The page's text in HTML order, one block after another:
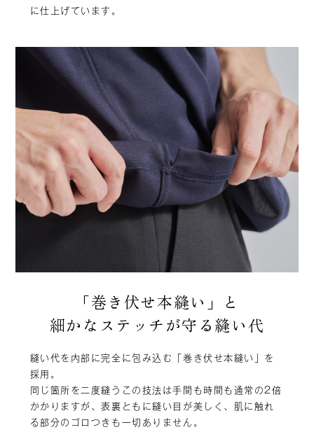
に仕上げています。
「巻き伏せ本縫い」と
細かなステッチが守る縫い代
縫い代を内部に完全に包み込む「巻き伏せ本縫い」を
採用。
同じ箇所を二度縫うこの技法は手間も時間も通常の2倍
かかりますが、表裏ともに縫い目が美しく、肌に触れ
る部分のゴロつきも一切ありません。